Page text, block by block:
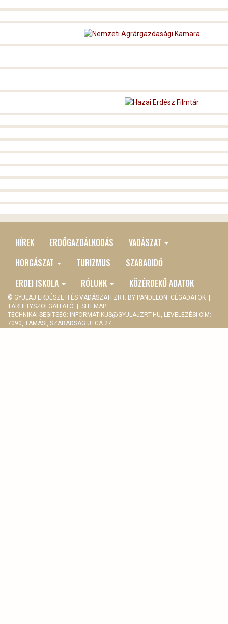
MAIN
MENU
HÍREK ERDŐGAZDÁLKODÁS
VADÁSZAT
HORGÁSZAT
TURIZMUS
SZABADIDŐ
ERDEI ISKOLA
RÓLUNK KÖZÉRDEKŰ ADATOK
© GYULAJ ERDÉSZETI ÉS VADÁSZATI ZRT. BY PANDELON CÉGADATOK |
TÁRHELYSZOLGÁLTATÓ | SITEMAP
TECHNIKAI SEGÍTSÉG: INFORMATIKUS@GYULAJZRT.HU, LEVELEZÉSI CÍM:
7090, TAMÁSI, SZABADSÁG UTCA 27